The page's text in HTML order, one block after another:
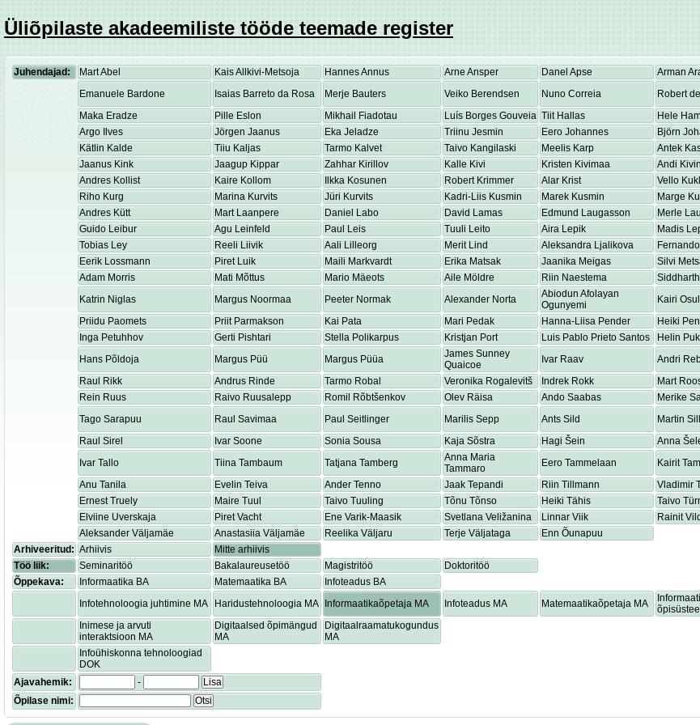
Üliõpilaste akadeemiliste tööde teemade register
Juhendajad: Mart Abel Kais Allkivi-Metsoja Hannes Annus Arne Ansper Danel Apse Arman
Emanuele Bardone
Isaias Barreto da Rosa Merje Bauters Veiko Berendsen Nuno Correia Robert
Maka Eradze
Pille Eslon Mikhail Fiadotau Luís Borges Gouveia Tiit Hallas Hele
Argo Ilves
Jörgen Jaanus Eka Jeladze Triinu Jesmin Eero Johannes Björn
Kätlin Kalde
Tiiu Kaljas Tarmo Kalvet Taivo Kangilaski Meelis Karp Antek
Jaanus Kink
Jaagup Kippar Zahhar Kirillov Kalle Kivi Kristen Kivimaa Andi
Andres Kollist
Kaire Kollom Ilkka Kosunen Robert Krimmer Alar Krist Vello
Riho Kurg
Marina Kurvits Jüri Kurvits Kadri-Liis Kusmin Marek Kusmin Marge
Andres Kütt
Mart Laanpere Daniel Labo David Lamas Edmund Laugasson Merle
Guido Leibur
Agu Leinfeld Paul Leis Tuuli Leito Aira Lepik Madis
Tobias Ley
Reeli Liivik Aali Lilleorg Merit Lind Aleksandra Ljalikova
Eerik Lossmann
Piret Luik Maili Markvardt Erika Matsak Jaanika Meigas Silvi
Adam Morris
Mati Mõttus Mario Mäeots Aile Möldre Riin Naestema
Katrin Niglas
Margus Noormaa Peeter Normak Alexander Norta
Abiodun Afolayan
Ogunyemi
Kairi
Priidu Paomets
Priit Parmakson Kai Pata Mari Pedak Hanna-Liisa Pender Heiki
Inga Petuhhov
Gerti Pishtari Stella Polikarpus Kristjan Port Luis Pablo Prieto Santos Helin
Hans Põldoja
Margus Püü Margus Püüa
James Sunney
Quaicoe
Ivar Raav Andri
Raul Rikk
Andrus Rinde Tarmo Robal Veronika Rogalevitš Indrek Rokk Mart
Rein Ruus
Raivo Ruusalepp Romil Rõbtšenkov Olev Räisa Ando Saabas Merike
Tago Sarapuu
Raul Savimaa Paul Seitlinger Marilis Sepp Ants Sild Martin
Raul Sirel
Ivar Soone Sonia Sousa Kaja Sõstra Hagi Šein Anna
Ivar Tallo
Tiina Tambaum Tatjana Tamberg
Anna Maria
Tammaro
Eero Tammelaan Kairit
Anu Tanila
Evelin Teiva Ander Tenno Jaak Tepandi Riin Tillmann Vladimir
Ernest Truely
Maire Tuul Taivo Tuuling Tõnu Tõnso Heiki Tähis Taivo
Elviine Uverskaja
Piret Vacht Ene Varik-Maasik Svetlana Veližanina Linnar Viik Rainit
Aleksander Väljamäe
Anastasiia Väljamäe Reelika Väljaru Terje Väljataga
Enn Õunapuu
Arhiveeritud: Arhiivis
Mitte arhiivis
Töö liik:
Seminaritöö Bakalaureusetöö Magistritöö
Doktoritöö
Õppekava:
Informaatika BA Matemaatika BA
Infoteadus BA
Infotehnoloogia juhtimine MA
Haridustehnoloogia MA Informaatikaõpetaja MA Infoteadus MA Matemaatikaõpetaja MA
Inimese ja arvuti
interaktsioon MA
Digitaalsed õpimängud
MA
Digitaalraamatukogundus
MA
Infoühiskonna tehnoloogiad
DOK
Ajavahemik:
-
Lisa
Õpilase nimi:
Otsi